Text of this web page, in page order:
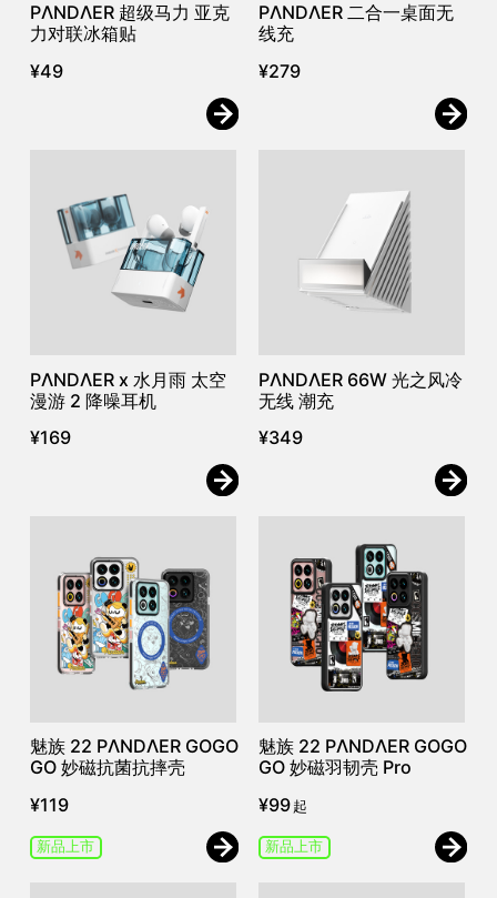
PΛNDΛER 超级马力 亚克
力对联冰箱贴
¥49
PΛNDΛER 二合一桌面无
线充
¥279
PΛNDΛER x 水月雨 太空
漫游 2 降噪耳机
¥169
PΛNDΛER 66W 光之风冷
无线 潮充
¥349
魅族 22 PΛNDΛER GOGO
GO 妙磁抗菌抗摔壳
¥119
新品上市
魅族 22 PΛNDΛER GOGO
GO 妙磁羽韧壳 Pro
¥99 起
新品上市